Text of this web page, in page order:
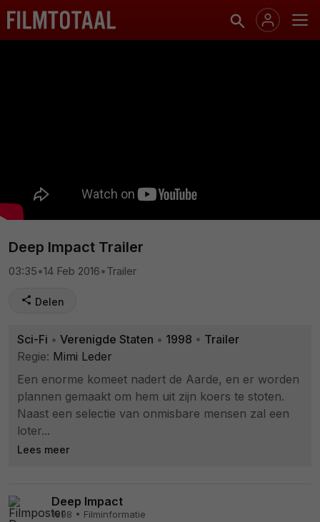
Deep Impact Trailer
03:35•14 Feb 2016•Trailer
Delen
Sci-Fi • Verenigde Staten • 1998 • Trailer
Regie: Mimi Leder
Een enorme komeet nadert de Aarde, en er worden
plannen gemaakt om hem uit zijn koers te stoten.
Naast een selectie van onmisbare mensen zal een
loter...
Lees meer
Deep Impact
1998 • Filminformatie